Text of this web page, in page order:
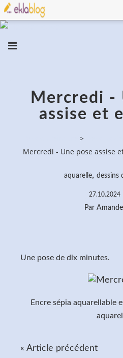
Mercredi -
assise et
>
Mercredi - Une pose assise
aquarelle, dessins
27.10.2024
Par
Une pose de dix minutes.
Encre sépia aquarellable
« Article précédent